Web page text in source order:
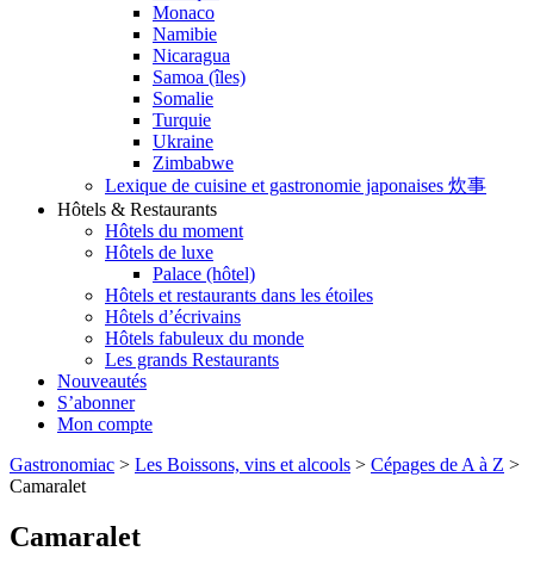
Monaco
Namibie
Nicaragua
Samoa (îles)
Somalie
Turquie
Ukraine
Zimbabwe
Lexique de cuisine et gastronomie japonaises 炊事
Hôtels & Restaurants
Hôtels du moment
Hôtels de luxe
Palace (hôtel)
Hôtels et restaurants dans les étoiles
Hôtels d’écrivains
Hôtels fabuleux du monde
Les grands Restaurants
Nouveautés
S’abonner
Mon compte
Gastronomiac > Les Boissons, vins et alcools > Cépages de A à Z >
Camaralet
Camaralet